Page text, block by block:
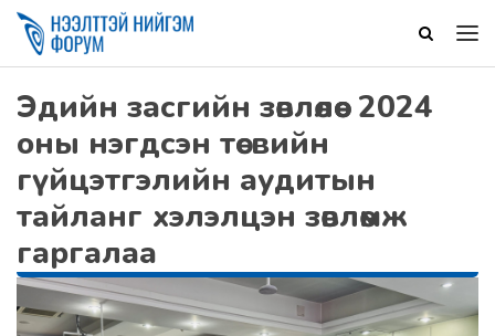
Эдийн засгийн зөвлөлөөс 2024
оны нэгдсэн төсвийн
гүйцэтгэлийн аудитын
тайланг хэлэлцэн зөвлөмж
гаргалаа